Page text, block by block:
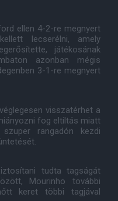
ellen 4-2-re megnyert
lecserélni, amely
játékosának
azonban mégis
3-1-re megnyert
visszatérhet a
fog eltiltás miatt
rangadón kezdi
tudta tagságát
Mourinho további
keret többi tagjával